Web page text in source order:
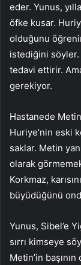
eder. Yunus,
öfke kusar.
olduğunu
istediğini söyler.
tedavi ettirir.
gerekiyor.
Hastanede
Huriye’nin eski
saklar. Metin
olarak
Korkmaz,
büyüdüğünü
Yunus, Sibel’e
sırrı kimseye
Metin’in